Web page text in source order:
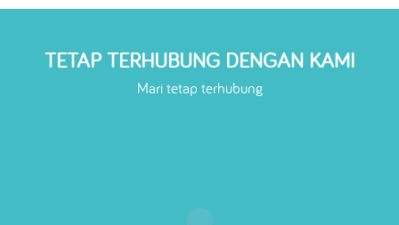
TETAP TERHUBUNG DENGAN KAMI
Mari tetap terhubung